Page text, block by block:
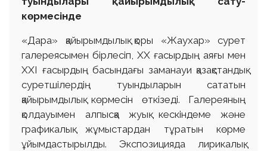
көрмесінде
«Дара» қайырымдылық қоры «Жаухар» сурет
галереясымен бірлесіп, ХХ ғасырдың аяғы мен
ХХІ ғасырдың басындағы заманауи қазақстандық
суретшілердің туындыларын сататын
қайырымдылық көрмесін өткізеді. Галереяның
қолдауымен алпысқа жуық кескіндеме және
графикалық жұмыстардан тұратын көрме
ұйымдастырылды. Экспозицияда лирикалық,